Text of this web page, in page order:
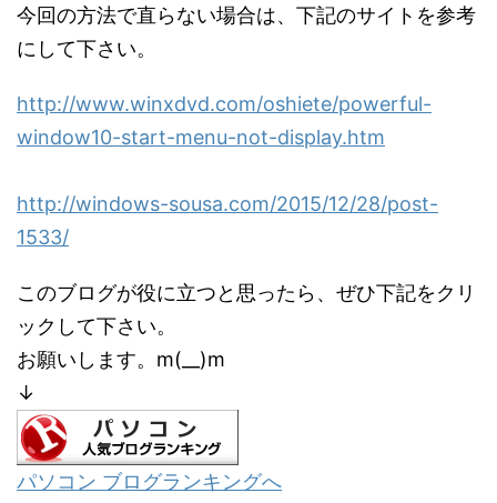
今回の方法で直らない場合は、下記のサイトを参考
にして下さい。
http://www.winxdvd.com/oshiete/powerful-
window10-start-menu-not-display.htm
http://windows-sousa.com/2015/12/28/post-
1533/
このブログが役に立つと思ったら、ぜひ下記をクリ
ックして下さい。
お願いします。m(__)m
↓
パソコン ブログランキングへ